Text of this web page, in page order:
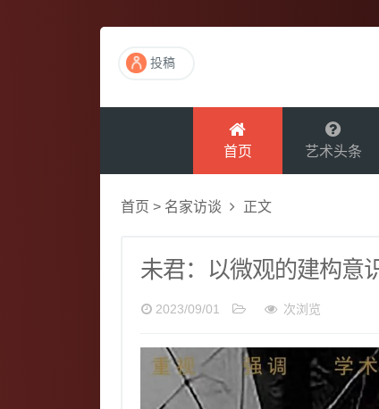
投稿
首页 艺术头条
首页 > 名家访谈 正文
未君：以微观的建构意
2023/09/01 次浏览